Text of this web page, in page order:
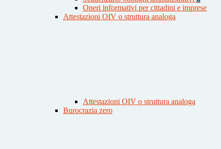
Oneri informativi per cittadini e imprese
Attestazioni OIV o struttura analoga
Attestazioni OIV o struttura analoga
Burocrazia zero